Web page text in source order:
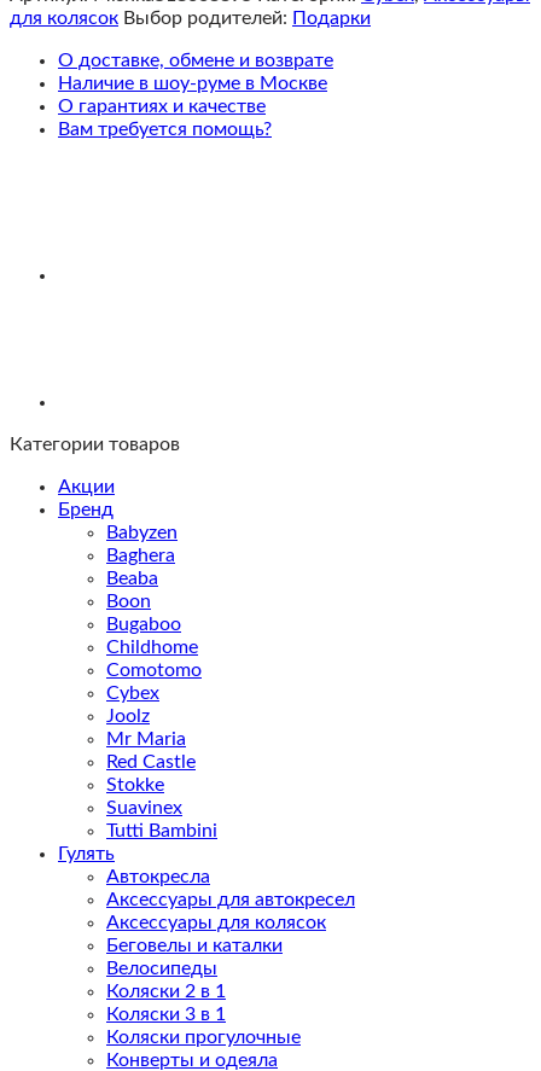
органайзер
для колясок Выбор родителей: Подарки
О доставке, обмене и возврате
Наличие в шоу-руме в Москве
О гарантиях и качестве
Вам требуется помощь?
Категории товаров
Акции
Бренд
Babyzen
Baghera
Beaba
Boon
Bugaboo
Childhome
Comotomo
Cybex
Joolz
Mr Maria
Red Castle
Stokke
Suavinex
Tutti Bambini
Гулять
Автокресла
Аксессуары для автокресел
Аксессуары для колясок
Беговелы и каталки
Велосипеды
Коляски 2 в 1
Коляски 3 в 1
Коляски прогулочные
Конверты и одеяла